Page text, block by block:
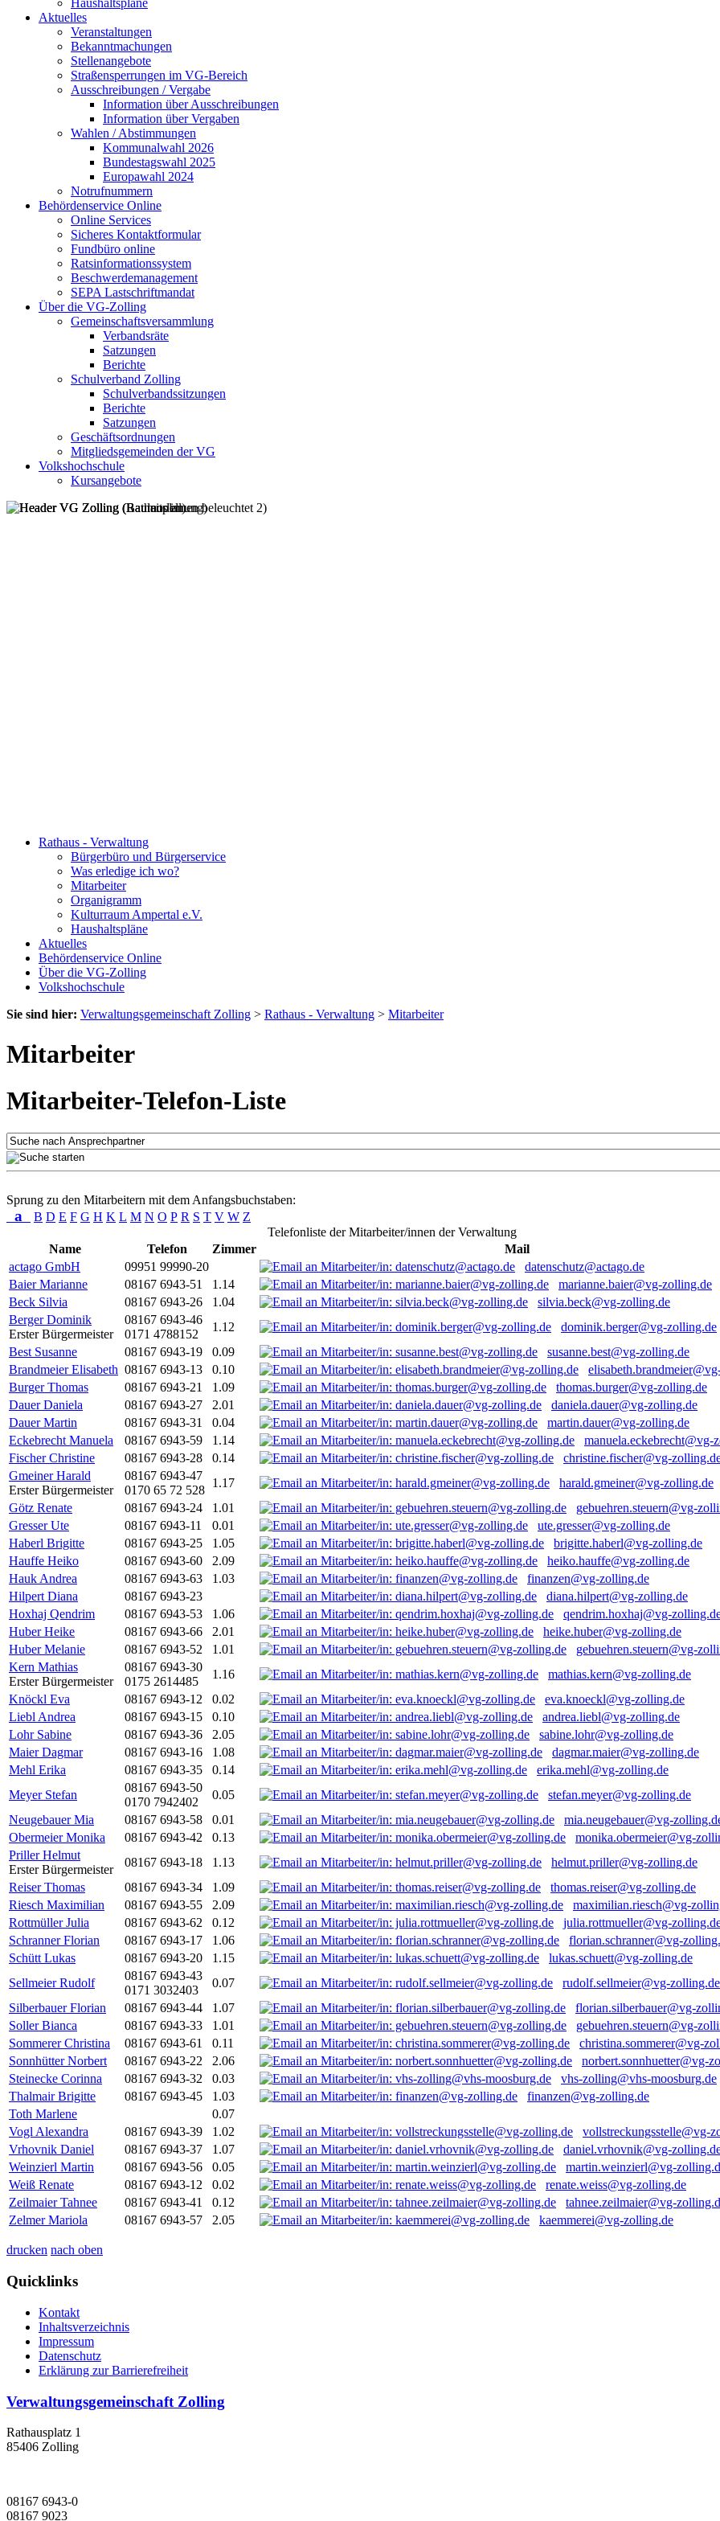
Haushaltspläne
Aktuelles
Veranstaltungen
Bekanntmachungen
Stellenangebote
Straßensperrungen im VG-Bereich
Ausschreibungen / Vergabe
Information über Ausschreibungen
Information über Vergaben
Wahlen / Abstimmungen
Kommunalwahl 2026
Bundestagswahl 2025
Europawahl 2024
Notrufnummern
Behördenservice Online
Online Services
Sicheres Kontaktformular
Fundbüro online
Ratsinformationssystem
Beschwerdemanagement
SEPA Lastschriftmandat
Über die VG-Zolling
Gemeinschaftsversammlung
Verbandsräte
Satzungen
Berichte
Schulverband Zolling
Schulverbandssitzungen
Berichte
Satzungen
Geschäftsordnungen
Mitgliedsgemeinden der VG
Volkshochschule
Kursangebote
Rathaus - Verwaltung
Bürgerbüro und Bürgerservice
Was erledige ich wo?
Mitarbeiter
Organigramm
Kulturraum Ampertal e.V.
Haushaltspläne
Aktuelles
Behördenservice Online
Über die VG-Zolling
Volkshochschule
Sie sind hier: Verwaltungsgemeinschaft Zolling > Rathaus - Verwaltung > Mitarbeiter
Mitarbeiter
Mitarbeiter-Telefon-Liste
Sprung zu den Mitarbeitern mit dem Anfangsbuchstaben:
a B D E F G H K L M N O P R S T V W Z
Telefonliste der Mitarbeiter/innen der Verwaltung
Name
Telefon Zimmer
Mail
actago GmbH
09951 99990-20
datenschutz@actago.de
Baier Marianne
08167 6943-51 1.14
marianne.baier@vg-zolling.de
Beck Silvia
08167 6943-26 1.04
silvia.beck@vg-zolling.de
Berger Dominik
Erster Bürgermeister
08167 6943-46
0171 4788152
1.12
dominik.berger@vg-zolling.de
Best Susanne
08167 6943-19 0.09
susanne.best@vg-zolling.de
Brandmeier Elisabeth 08167 6943-13 0.10
Burger Thomas
08167 6943-21 1.09
thomas.burger@vg-zolling.de
Dauer Daniela
08167 6943-27 2.01
daniela.dauer@vg-zolling.de
Dauer Martin
08167 6943-31 0.04
martin.dauer@vg-zolling.de
Eckebrecht Manuela
08167 6943-59 1.14
manuela.eckebrecht@vg-
Fischer Christine
08167 6943-28 0.14
christine.fischer@vg-
Gmeiner Harald
Erster Bürgermeister
08167 6943-47
0170 65 72 528
1.17
harald.gmeiner@vg-zolling.de
Götz Renate
08167 6943-24 1.01
gebuehren.steuern@vg-
Gresser Ute
08167 6943-11 0.01
ute.gresser@vg-zolling.de
Haberl Brigitte
08167 6943-25 1.05
brigitte.haberl@vg-zolling.de
Hauffe Heiko
08167 6943-60 2.09
heiko.hauffe@vg-zolling.de
Hauk Andrea
08167 6943-63 1.03
finanzen@vg-zolling.de
Hilpert Diana
08167 6943-23
diana.hilpert@vg-zolling.de
Hoxhaj Qendrim
08167 6943-53 1.06
qendrim.hoxhaj@vg-
Huber Heike
08167 6943-66 2.01
heike.huber@vg-zolling.de
Huber Melanie
08167 6943-52 1.01
gebuehren.steuern@vg-
Kern Mathias
Erster Bürgermeister
08167 6943-30
0175 2614485
1.16
mathias.kern@vg-zolling.de
Knöckl Eva
08167 6943-12 0.02
eva.knoeckl@vg-zolling.de
Liebl Andrea
08167 6943-15 0.10
andrea.liebl@vg-zolling.de
Lohr Sabine
08167 6943-36 2.05
sabine.lohr@vg-zolling.de
Maier Dagmar
08167 6943-16 1.08
dagmar.maier@vg-zolling.de
Mehl Erika
08167 6943-35 0.14
erika.mehl@vg-zolling.de
Meyer Stefan
08167 6943-50
0170 7942402
0.05
stefan.meyer@vg-zolling.de
Neugebauer Mia
08167 6943-58 0.01
mia.neugebauer@vg-
Obermeier Monika
08167 6943-42 0.13
monika.obermeier@vg-
Priller Helmut
Erster Bürgermeister
08167 6943-18 1.13
helmut.priller@vg-zolling.de
Reiser Thomas
08167 6943-34 1.09
thomas.reiser@vg-zolling.de
Riesch Maximilian
08167 6943-55 2.09
maximilian.riesch@vg-
Rottmüller Julia
08167 6943-62 0.12
julia.rottmueller@vg-
Schranner Florian
08167 6943-17 1.06
florian.schranner@vg-
Schütt Lukas
08167 6943-20 1.15
lukas.schuett@vg-zolling.de
Sellmeier Rudolf
08167 6943-43
0171 3032403
0.07
rudolf.sellmeier@vg-zolling.de
Silberbauer Florian
08167 6943-44 1.07
florian.silberbauer@vg-
Soller Bianca
08167 6943-33 1.01
gebuehren.steuern@vg-
Sommerer Christina
08167 6943-61 0.11
christina.sommerer@vg-
Sonnhütter Norbert
08167 6943-22 2.06
norbert.sonnhuetter@vg-
Steinecke Corinna
08167 6943-32 0.03
vhs-zolling@vhs-moosburg.de
Thalmair Brigitte
08167 6943-45 1.03
finanzen@vg-zolling.de
Toth Marlene
0.07
Vogl Alexandra
08167 6943-39 1.02
vollstreckungsstelle@vg-
Vrhovnik Daniel
08167 6943-37 1.07
daniel.vrhovnik@vg-
Weinzierl Martin
08167 6943-56 0.05
martin.weinzierl@vg-
Weiß Renate
08167 6943-12 0.02
renate.weiss@vg-zolling.de
Zeilmaier Tahnee
08167 6943-41 0.12
tahnee.zeilmaier@vg-
Zelmer Mariola
08167 6943-57 2.05 kaemmerei@vg-zolling.de
drucken nach oben
Quicklinks
Kontakt
Inhaltsverzeichnis
Impressum
Datenschutz
Erklärung zur Barrierefreiheit
Verwaltungsgemeinschaft Zolling
Rathausplatz 1
85406 Zolling
08167 6943-0
08167 9023